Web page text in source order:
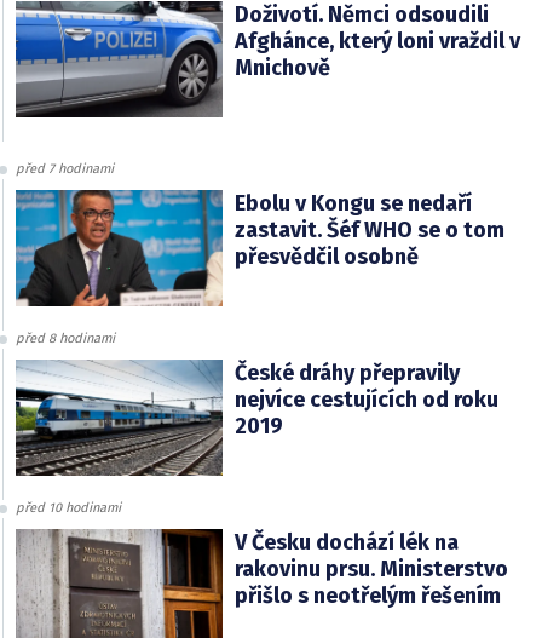
Doživotí. Němci odsoudili
Afghánce, který loni vraždil v
Mnichově
před 7 hodinami
Ebolu v Kongu se nedaří
zastavit. Šéf WHO se o tom
přesvědčil osobně
před 8 hodinami
České dráhy přepravily
nejvíce cestujících od roku
2019
před 10 hodinami
V Česku dochází lék na
rakovinu prsu. Ministerstvo
přišlo s neotřelým řešením